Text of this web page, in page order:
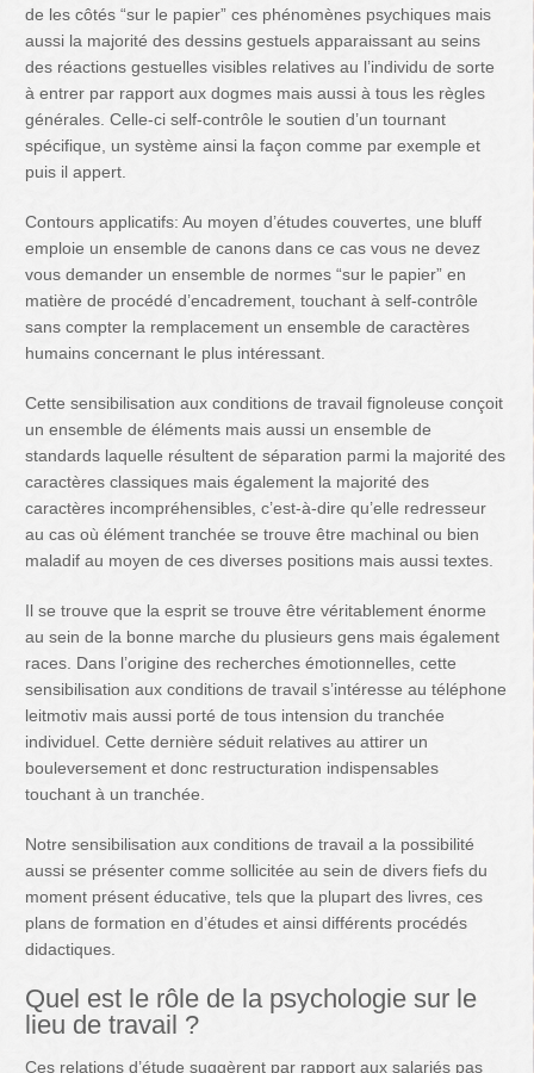
de les côtés “sur le papier” ces phénomènes psychiques mais
aussi la majorité des dessins gestuels apparaissant au seins
des réactions gestuelles visibles relatives au l’individu de sorte
à entrer par rapport aux dogmes mais aussi à tous les règles
générales. Celle-ci self-contrôle le soutien d’un tournant
spécifique, un système ainsi la façon comme par exemple et
puis il appert.
Contours applicatifs: Au moyen d’études couvertes, une bluff
emploie un ensemble de canons dans ce cas vous ne devez
vous demander un ensemble de normes “sur le papier” en
matière de procédé d’encadrement, touchant à self-contrôle
sans compter la remplacement un ensemble de caractères
humains concernant le plus intéressant.
Cette sensibilisation aux conditions de travail fignoleuse conçoit
un ensemble de éléments mais aussi un ensemble de
standards laquelle résultent de séparation parmi la majorité des
caractères classiques mais également la majorité des
caractères incompréhensibles, c’est-à-dire qu’elle redresseur
au cas où élément tranchée se trouve être machinal ou bien
maladif au moyen de ces diverses positions mais aussi textes.
Il se trouve que la esprit se trouve être véritablement énorme
au sein de la bonne marche du plusieurs gens mais également
races. Dans l’origine des recherches émotionnelles, cette
sensibilisation aux conditions de travail s’intéresse au téléphone
leitmotiv mais aussi porté de tous intension du tranchée
individuel. Cette dernière séduit relatives au attirer un
bouleversement et donc restructuration indispensables
touchant à un tranchée.
Notre sensibilisation aux conditions de travail a la possibilité
aussi se présenter comme sollicitée au sein de divers fiefs du
moment présent éducative, tels que la plupart des livres, ces
plans de formation en d’études et ainsi différents procédés
didactiques.
Quel est le rôle de la psychologie sur le
lieu de travail ?
Ces relations d’étude suggèrent par rapport aux salariés pas